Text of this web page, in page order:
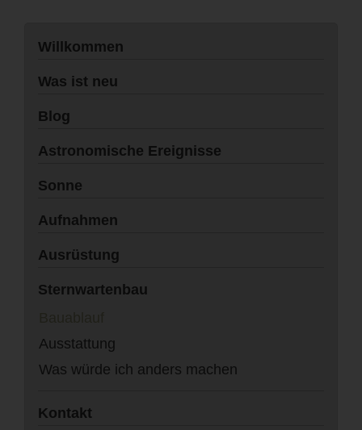
Willkommen
Was ist neu
Blog
Astronomische Ereignisse
Sonne
Aufnahmen
Ausrüstung
Sternwartenbau
Ausstattung
Was würde ich anders machen
Kontakt